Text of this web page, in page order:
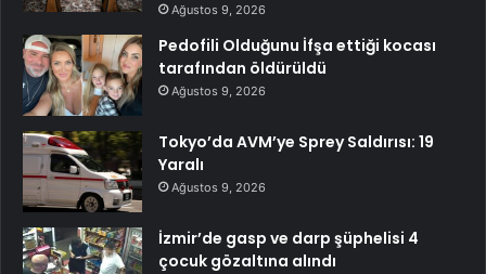
Ağustos 9, 2026
Pedofili Olduğunu İfşa ettiği kocası
tarafından öldürüldü
Ağustos 9, 2026
Tokyo’da AVM’ye Sprey Saldırısı: 19
Yaralı
Ağustos 9, 2026
İzmir’de gasp ve darp şüphelisi 4
çocuk gözaltına alındı